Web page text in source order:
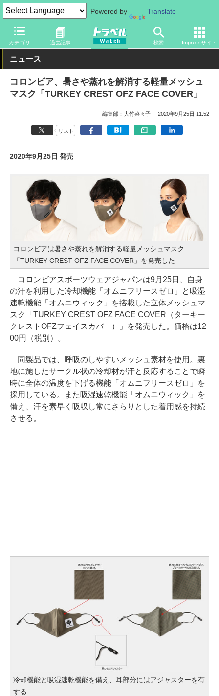
Powered by Translate
カテゴリ 過去記事 検索 Impressサイト
トラベル Watch 旅のアイテム 旅行グッズ その他
ニュース
コロンビア、暑さや蒸れを解消する軽量メッシュ
マスク「TURKEY CREST OFZ FACE COVER」
編集部：大竹菜々子 2020年9月25日 11:52
リスト
2020年9月25日 発売
コロンビアは暑さや蒸れを解消する軽量メッシュマスク
「TURKEY CREST OFZ FACE COVER」を発売した
コロンビアスポーツウェアジャパンは9月25日、自身
の汗を利用した冷却機能「オムニフリースゼロ」と吸湿
速乾機能「オムニウィック」を搭載した立体メッシュマ
スク「TURKEY CREST OFZ FACE COVER（ターキー
クレストOFZフェイスカバー）」を発売した。価格は12
00円（税別）。
同製品では、呼吸のしやすいメッシュ素材を使用。裏
地に施したサークル状の冷却材が汗と反応することで瞬
時に全体の温度を下げる機能「オムニフリースゼロ」を
採用している。また吸湿速乾機能「オムニウィック」を
備え、汗を素早く吸収し常にさらりとした着用感を持続
させる。
冷却機能と吸湿速乾機能を備え、耳部分にはアジャスターを有
する